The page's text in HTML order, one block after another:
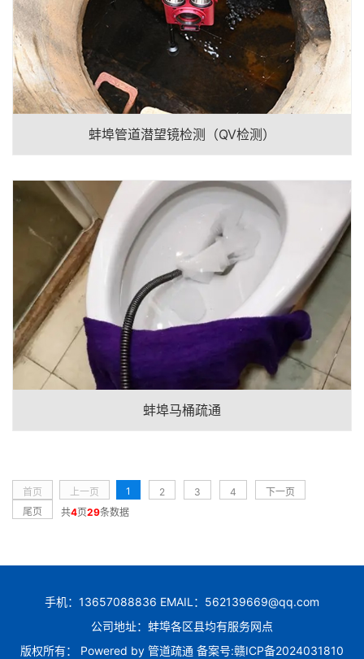
蚌埠管道潜望镜检测（QV检测）
蚌埠马桶疏通
首页 上一页 1 2 3 4
下一页
尾页
共4页29条数据
手机：13657088836 EMAIL：562139669@qq.com
公司地址：蚌埠各区县均有服务网点
版权所有： Powered by 管道疏通 备案号:赣ICP备2024031810